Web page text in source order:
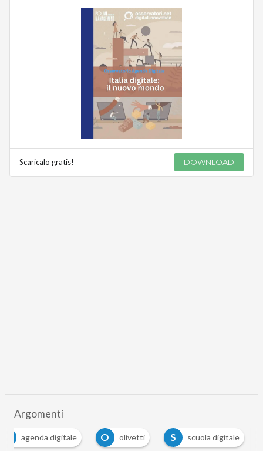
Scaricalo gratis! DOWNLOAD
Argomenti
agenda digitale O olivetti S scuola digitale